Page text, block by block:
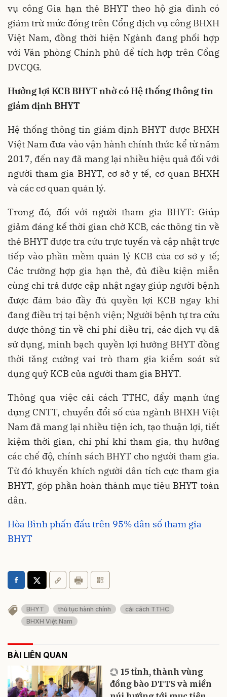
vụ công Gia hạn thẻ BHYT theo hộ gia đình có
giảm trừ mức đóng trên Cổng dịch vụ công BHXH
Việt Nam, đồng thời hiện Ngành đang phối hợp
với Văn phòng Chính phủ để tích hợp trên Cổng
DVCQG.
Hưởng lợi KCB BHYT nhờ có Hệ thống thông tin
giám định BHYT
Hệ thống thông tin giám định BHYT được BHXH
Việt Nam đưa vào vận hành chính thức kể từ năm
2017, đến nay đã mang lại nhiều hiệu quả đối với
người tham gia BHYT, cơ sở y tế, cơ quan BHXH
và các cơ quan quản lý.
Trong đó, đối với người tham gia BHYT: Giúp
giảm đáng kể thời gian chờ KCB, các thông tin về
thẻ BHYT được tra cứu trực tuyến và cập nhật trực
tiếp vào phần mềm quản lý KCB của cơ sở y tế;
Các trường hợp gia hạn thẻ, đủ điều kiện miễn
cùng chi trả được cập nhật ngay giúp người bệnh
được đảm bảo đầy đủ quyền lợi KCB ngay khi
đang điều trị tại bệnh viện; Người bệnh tự tra cứu
được thông tin về chi phí điều trị, các dịch vụ đã
sử dụng, minh bạch quyền lợi hưởng BHYT đồng
thời tăng cường vai trò tham gia kiểm soát sử
dụng quỹ KCB của người tham gia BHYT.
Thông qua việc cải cách TTHC, đẩy mạnh ứng
dụng CNTT, chuyển đổi số của ngành BHXH Việt
Nam đã mang lại nhiều tiện ích, tạo thuận lợi, tiết
kiệm thời gian, chi phí khi tham gia, thụ hưởng
các chế độ, chính sách BHYT cho người tham gia.
Từ đó khuyến khích người dân tích cực tham gia
BHYT, góp phần hoàn thành mục tiêu BHYT toàn
dân.
Hòa Bình phấn đấu trên 95% dân số tham gia
BHYT
BHYT thủ tục hành chính
cải cách TTHC
BHXH Việt Nam
BÀI LIÊN QUAN
15 tỉnh, thành vùng
đồng bào DTTS và miền